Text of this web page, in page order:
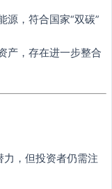
源，符合国家“双碳”
产，存在进一步整合
，但投资者仍需注